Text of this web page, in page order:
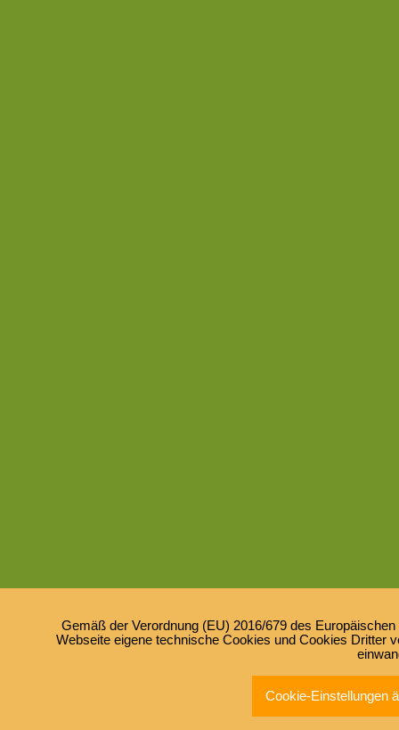
Gemäß der Verordnung (EU) 2016/679 des
Webseite eigene technische Cookies und Cookies Dritter
Cookie-Einstellungen